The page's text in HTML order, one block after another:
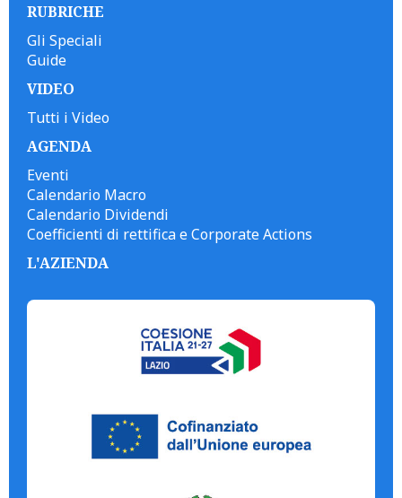
RUBRICHE
Gli Speciali
Guide
VIDEO
Tutti i Video
AGENDA
Eventi
Calendario Macro
Calendario Dividendi
Coefficienti di rettifica e Corporate Actions
L'AZIENDA